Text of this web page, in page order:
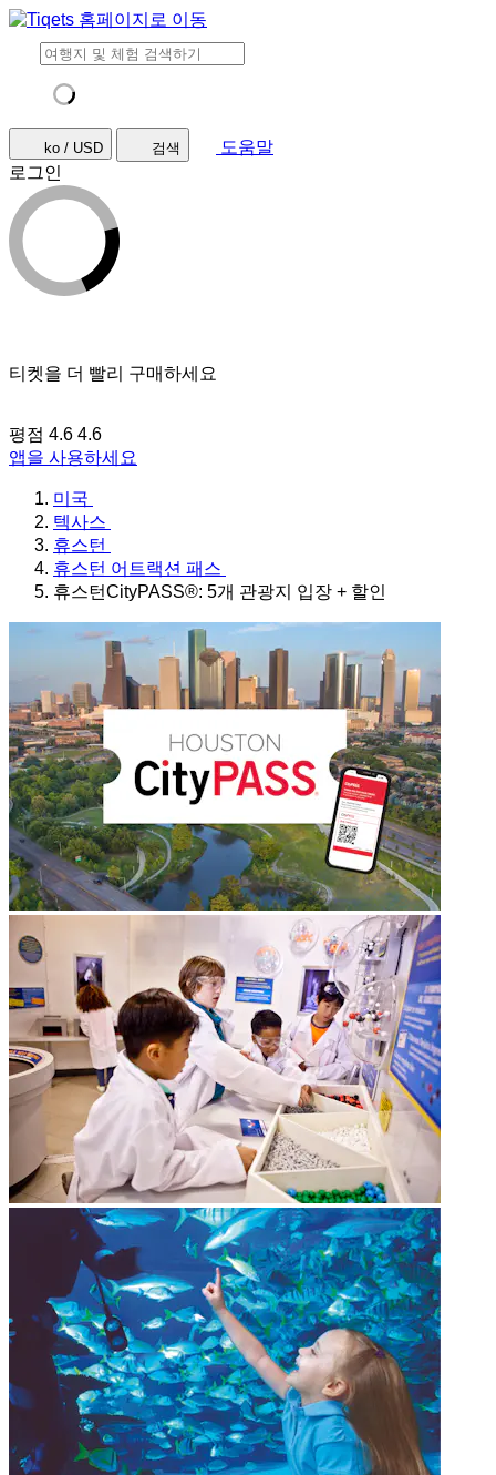
ko / USD 검색
도움말
로그인
티켓을 더 빨리 구매하세요
평점 4.6 4.6
앱을 사용하세요
미국
텍사스
휴스턴
휴스턴 어트랙션 패스
휴스턴CityPASS®: 5개 관광지 입장 + 할인